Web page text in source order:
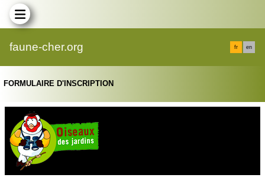
faune-cher.org fr en
FORMULAIRE D'INSCRIPTION